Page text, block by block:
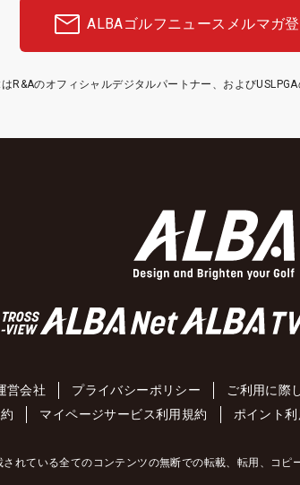
ALBAゴルフニュース メルマガ
R&Aのオフィシャルデジタルパートナー、および
営会社 プライバシーポリシー ご利用に際
マイページサービス利用規約 ポイント
されている全てのコンテンツの無断での転載、転用、コ